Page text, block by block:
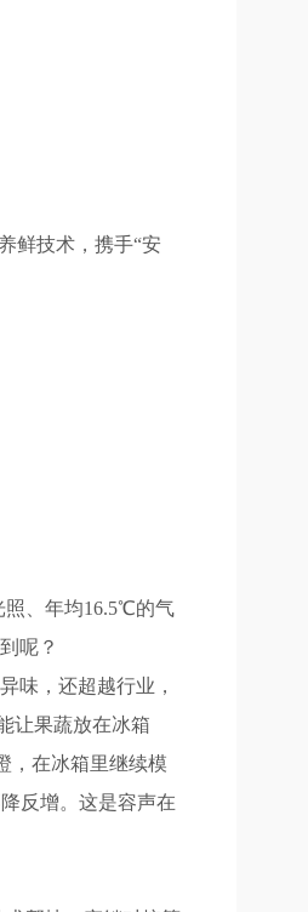
鲜技术，携手“安
照、年均16.5℃的气
呢？
味，还超越行业，
让果蔬放在冰箱
，在冰箱里继续模
反增。这是容声在